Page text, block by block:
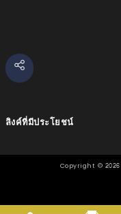
ลิงค์ที่มีประโยชน์
Copyright © 2026